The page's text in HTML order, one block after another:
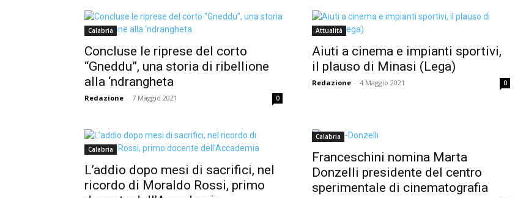
Calabria
Concluse le riprese del corto
“Gneddu”, una storia di ribellione
alla ‘ndrangheta
Redazione - 7 Maggio 2021 0
Attualità
Aiuti a cinema e impianti sportivi,
il plauso di Minasi (Lega)
Redazione - 4 Maggio 2021 0
Calabria
L’addio dopo mesi di sacrifici, nel
ricordo di Moraldo Rossi, primo
Calabria
Franceschini nomina Marta
Donzelli presidente del centro
sperimentale di cinematografia